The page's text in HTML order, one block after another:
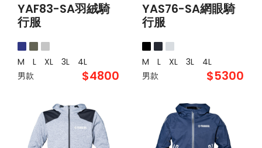
YAF83-SA羽絨騎
行服
M L XL 3L
4L
男款
$4800
YAS76-SA網眼騎
行服
M L XL 3L
4L
男款
$5300